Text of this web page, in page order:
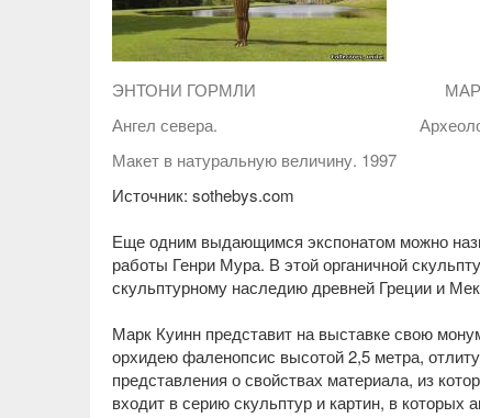
ЭНТОНИ ГОРМЛИ МАРК
Ангел севера. Археология
Макет в натуральную величину. 1997
Источник: sothebys.com
Еще одним выдающимся экспонатом можно
работы Генри Мура. В этой органичной
скульптурному наследию древней Греции и
Марк Куинн представит на выставке свою
орхидею фаленопсис высотой 2,5 метра,
представления о свойствах материала, из
входит в серию скульптур и картин, в которых